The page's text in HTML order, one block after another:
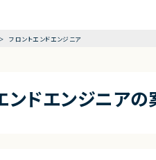
フロントエンドエンジニア
ドエンジニアの